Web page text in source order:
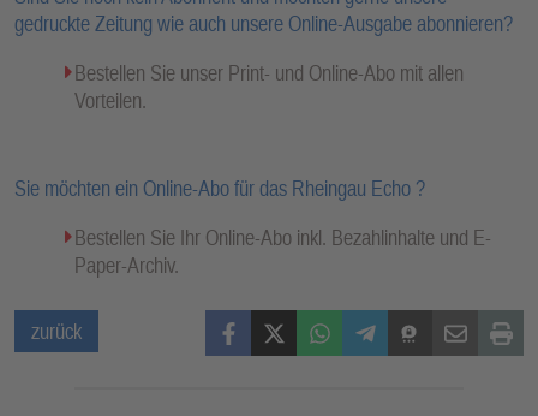
gedruckte Zeitung wie auch unsere Online-Ausgabe abonnieren?
Bestellen Sie unser Print- und Online-Abo mit allen
Vorteilen.
Sie möchten ein Online-Abo für das Rheingau Echo ?
Bestellen Sie Ihr Online-Abo inkl. Bezahlinhalte und E-
Paper-Archiv.
zurück FacebookX (Twitter)WhatsAppTelegramThreemaMail Print